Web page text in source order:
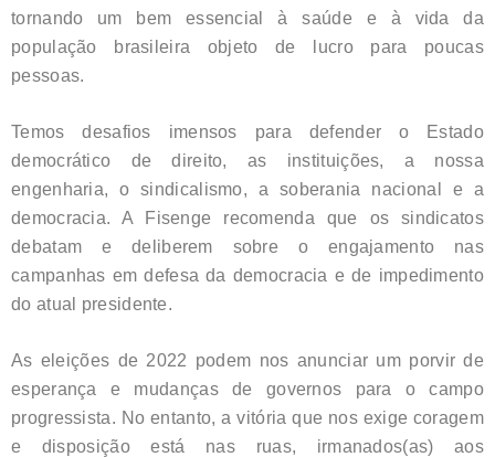
tornando um bem essencial à saúde e à vida da
população brasileira objeto de lucro para poucas
pessoas.
Temos desafios imensos para defender o Estado
democrático de direito, as instituições, a nossa
engenharia, o sindicalismo, a soberania nacional e a
democracia. A Fisenge recomenda que os sindicatos
debatam e deliberem sobre o engajamento nas
campanhas em defesa da democracia e de impedimento
do atual presidente.
As eleições de 2022 podem nos anunciar um porvir de
esperança e mudanças de governos para o campo
progressista. No entanto, a vitória que nos exige coragem
e disposição está nas ruas, irmanados(as) aos